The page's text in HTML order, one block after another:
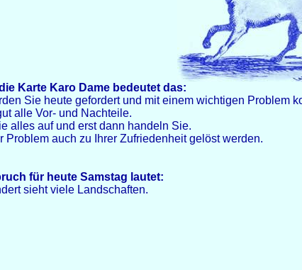
Karte Karo Dame bedeutet das:
Sie heute gefordert und mit einem wichtigen Problem
alle Vor- und Nachteile.
alles auf und erst dann handeln Sie.
Problem auch zu Ihrer Zufriedenheit gelöst werden.
für heute Samstag lautet:
sieht viele Landschaften.